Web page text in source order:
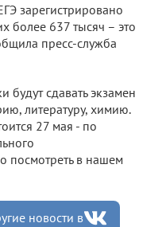
зарегистрировано
более 637 тысяч – это
пресс-служба
будут сдавать экзамен
литературу, химию.
27 мая - по
посмотреть в нашем
новости в